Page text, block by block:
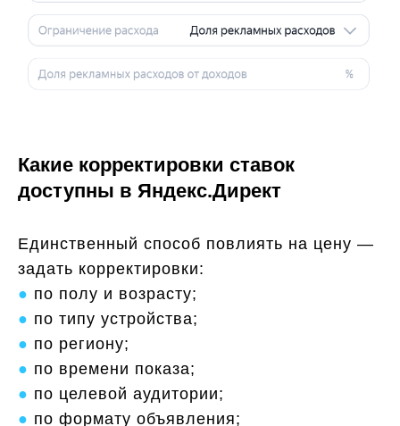
Какие корректировки ставок
доступны в Яндекс.Директ
Единственный способ повлиять на цену —
задать корректировки:
● по полу и возрасту;
● по типу устройства;
● по региону;
● по времени показа;
● по целевой аудитории;
● по формату объявления;